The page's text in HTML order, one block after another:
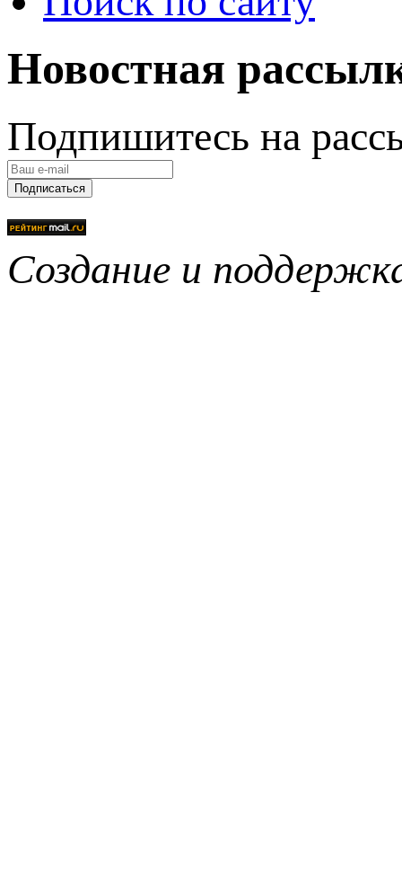
Новостная
Подпишитесь на
Подписаться
Создание и